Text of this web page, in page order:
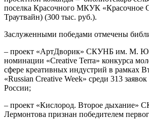
поселка Красочного МКУК «Красочное
Траутвайн) (300 тыс. руб.).
Заслуженными победами отмечены
– проект «АртДворик» СКУНБ им. М. Ю.
номинации «Creative Terra» конкурса
сфере креативных индустрий в рамках
«Russian Creative Week» среди 313
России;
– проект «Кислород. Второе
Лермонтова признан победителем